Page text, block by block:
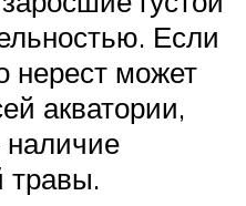
Если
нерест может
акватории,
наличие
травы.